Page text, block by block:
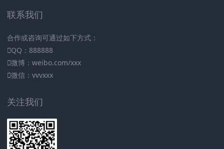
联系我们
合作或咨询可通过如下方式：
QQ：888888
微博：weibo.com/xxx
微信：vvvxxx
关注我们